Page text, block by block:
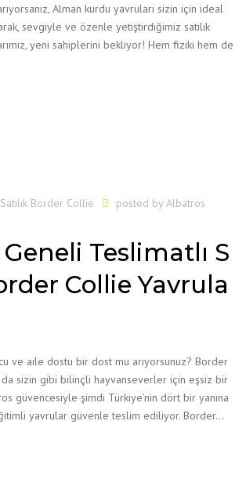
Alman kurdu yavruları sizin için ideal
sevgiyle ve özenle yetiştirdiğimiz satılık
yeni sahiplerini bekliyor! Hem fiziki hem de
Satılık Border Collie posted by Albatros
Teslimatlı S
Collie Yavrula
ve aile dostu bir dost mu arıyorsunuz? Border
da sizin gibi bilinçli hayvanseverler için eşsiz bir
güvencesiyle şimdi Türkiye’nin dört bir yanına
yavrular güvenle teslim ediliyor. Border…